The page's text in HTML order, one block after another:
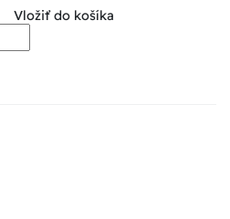
Vložiť do košíka